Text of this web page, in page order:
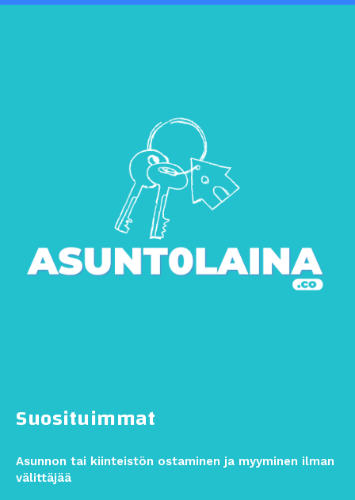
Suosituimmat
Asunnon tai kiinteistön ostaminen ja myyminen ilman
välittäjää